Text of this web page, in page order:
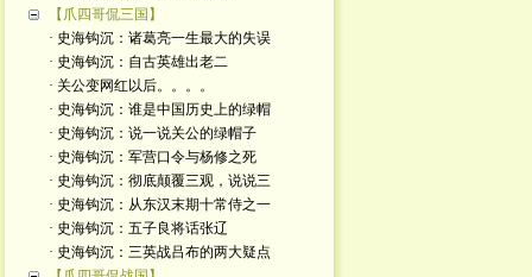
【爪四哥侃三国】
· 史海钩沉：诸葛亮一生最大的失误
· 史海钩沉：自古英雄出老二
· 关公变网红以后。。。。
· 史海钩沉：谁是中国历史上的绿帽
· 史海钩沉：说一说关公的绿帽子
· 史海钩沉：军营口令与杨修之死
· 史海钩沉：彻底颠覆三观，说说三
· 史海钩沉：从东汉末期十常侍之一
· 史海钩沉：五子良将话张辽
· 史海钩沉：三英战吕布的两大疑点